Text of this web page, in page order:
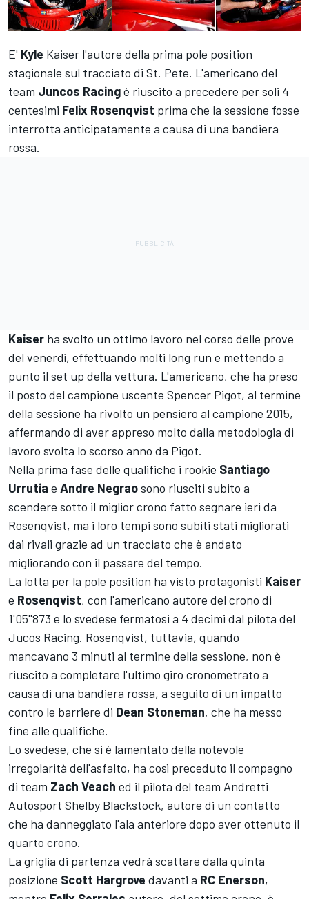
E' Kyle Kaiser l'autore della prima pole position
stagionale sul tracciato di St. Pete. L'americano del
team Juncos Racingè riuscito a precedere per soli 4
centesimi Felix Rosenqvist prima che la sessione fosse
interrotta anticipatamente a causa di una bandiera
rossa.
Kaiser ha svolto un ottimo lavoro nel corso delle prove
del venerdì, effettuando molti long run e mettendo a
punto il set up della vettura. L'americano, che ha preso
il posto del campione uscente Spencer Pigot, al termine
della sessione ha rivolto un pensiero al campione 2015,
affermando di aver appreso molto dalla metodologia di
lavoro svolta lo scorso anno da Pigot.
Nella prima fase delle qualifiche i rookie Santiago
Urrutia e Andre Negraosono riusciti subito a
scendere sotto il miglior crono fatto segnare ieri da
Rosenqvist, ma i loro tempi sono subiti stati migliorati
dai rivali grazie ad un tracciato che è andato
migliorando con il passare del tempo.
La lotta per la pole position ha visto protagonisti Kaiser
e Rosenqvist, con l'americano autore del crono di
1'05''873 e lo svedese fermatosi a 4 decimi dal pilota del
Jucos Racing. Rosenqvist, tuttavia, quando
mancavano 3 minuti al termine della sessione, non è
riuscito a completare l'ultimo giro cronometrato a
causa di una bandiera rossa, a seguito di un impatto
contro le barriere di Dean Stoneman, che ha messo
fine alle qualifiche.
Lo svedese, che si è lamentato della notevole
irregolarità dell'asfalto, ha così preceduto il compagno
di team Zach Veach ed il pilota del team Andretti
Autosport Shelby Blackstock, autore di un contatto
che ha danneggiato l'ala anteriore dopo aver ottenuto il
quarto crono.
La griglia di partenza vedrà scattare dalla quinta
posizione Scott Hargrove davanti a RC Enerson,